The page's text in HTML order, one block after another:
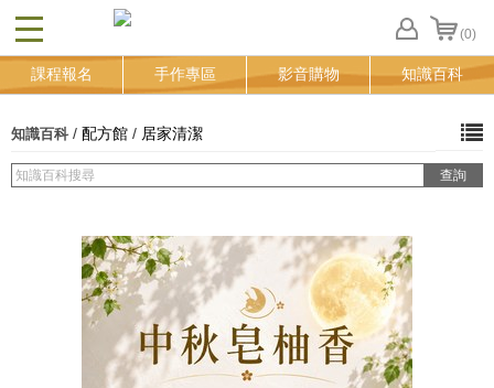
CLOSE (0)
FB
登
清
單
課程報名 手作專區 影音購物 知識百科
知識百科 / 配方館 / 居家清潔